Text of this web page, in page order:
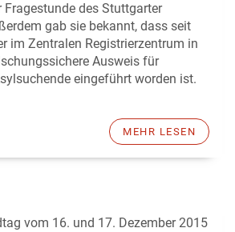
Fragestunde des Stuttgarter
gab sie bekannt, dass seit
im Zentralen Registrierzentrum in
Ausweis für
eingeführt worden ist.
MEHR LESEN
vom 16. und 17. Dezember 2015